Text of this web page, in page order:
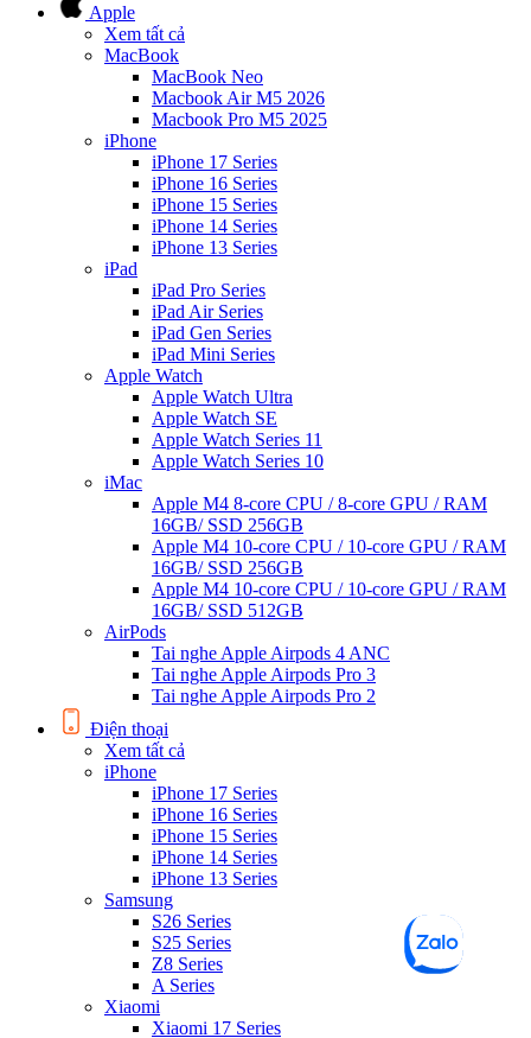
Apple
Xem tất cả
MacBook
MacBook Neo
Macbook Air M5 2026
Macbook Pro M5 2025
iPhone
iPhone 17 Series
iPhone 16 Series
iPhone 15 Series
iPhone 14 Series
iPhone 13 Series
iPad
iPad Pro Series
iPad Air Series
iPad Gen Series
iPad Mini Series
Apple Watch
Apple Watch Ultra
Apple Watch SE
Apple Watch Series 11
Apple Watch Series 10
iMac
Apple M4 8-core CPU / 8-core GPU / RAM
16GB/ SSD 256GB
Apple M4 10-core CPU / 10-core GPU / RAM
16GB/ SSD 256GB
Apple M4 10-core CPU / 10-core GPU / RAM
16GB/ SSD 512GB
AirPods
Tai nghe Apple Airpods 4 ANC
Tai nghe Apple Airpods Pro 3
Tai nghe Apple Airpods Pro 2
Điện thoại
Xem tất cả
iPhone
iPhone 17 Series
iPhone 16 Series
iPhone 15 Series
iPhone 14 Series
iPhone 13 Series
Samsung
S26 Series
S25 Series
Z8 Series
A Series
Xiaomi
Xiaomi 17 Series